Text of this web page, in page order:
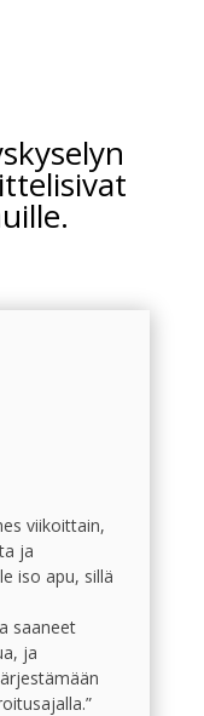
viikoittain,
ja
iso apu, sillä
saaneet
ja